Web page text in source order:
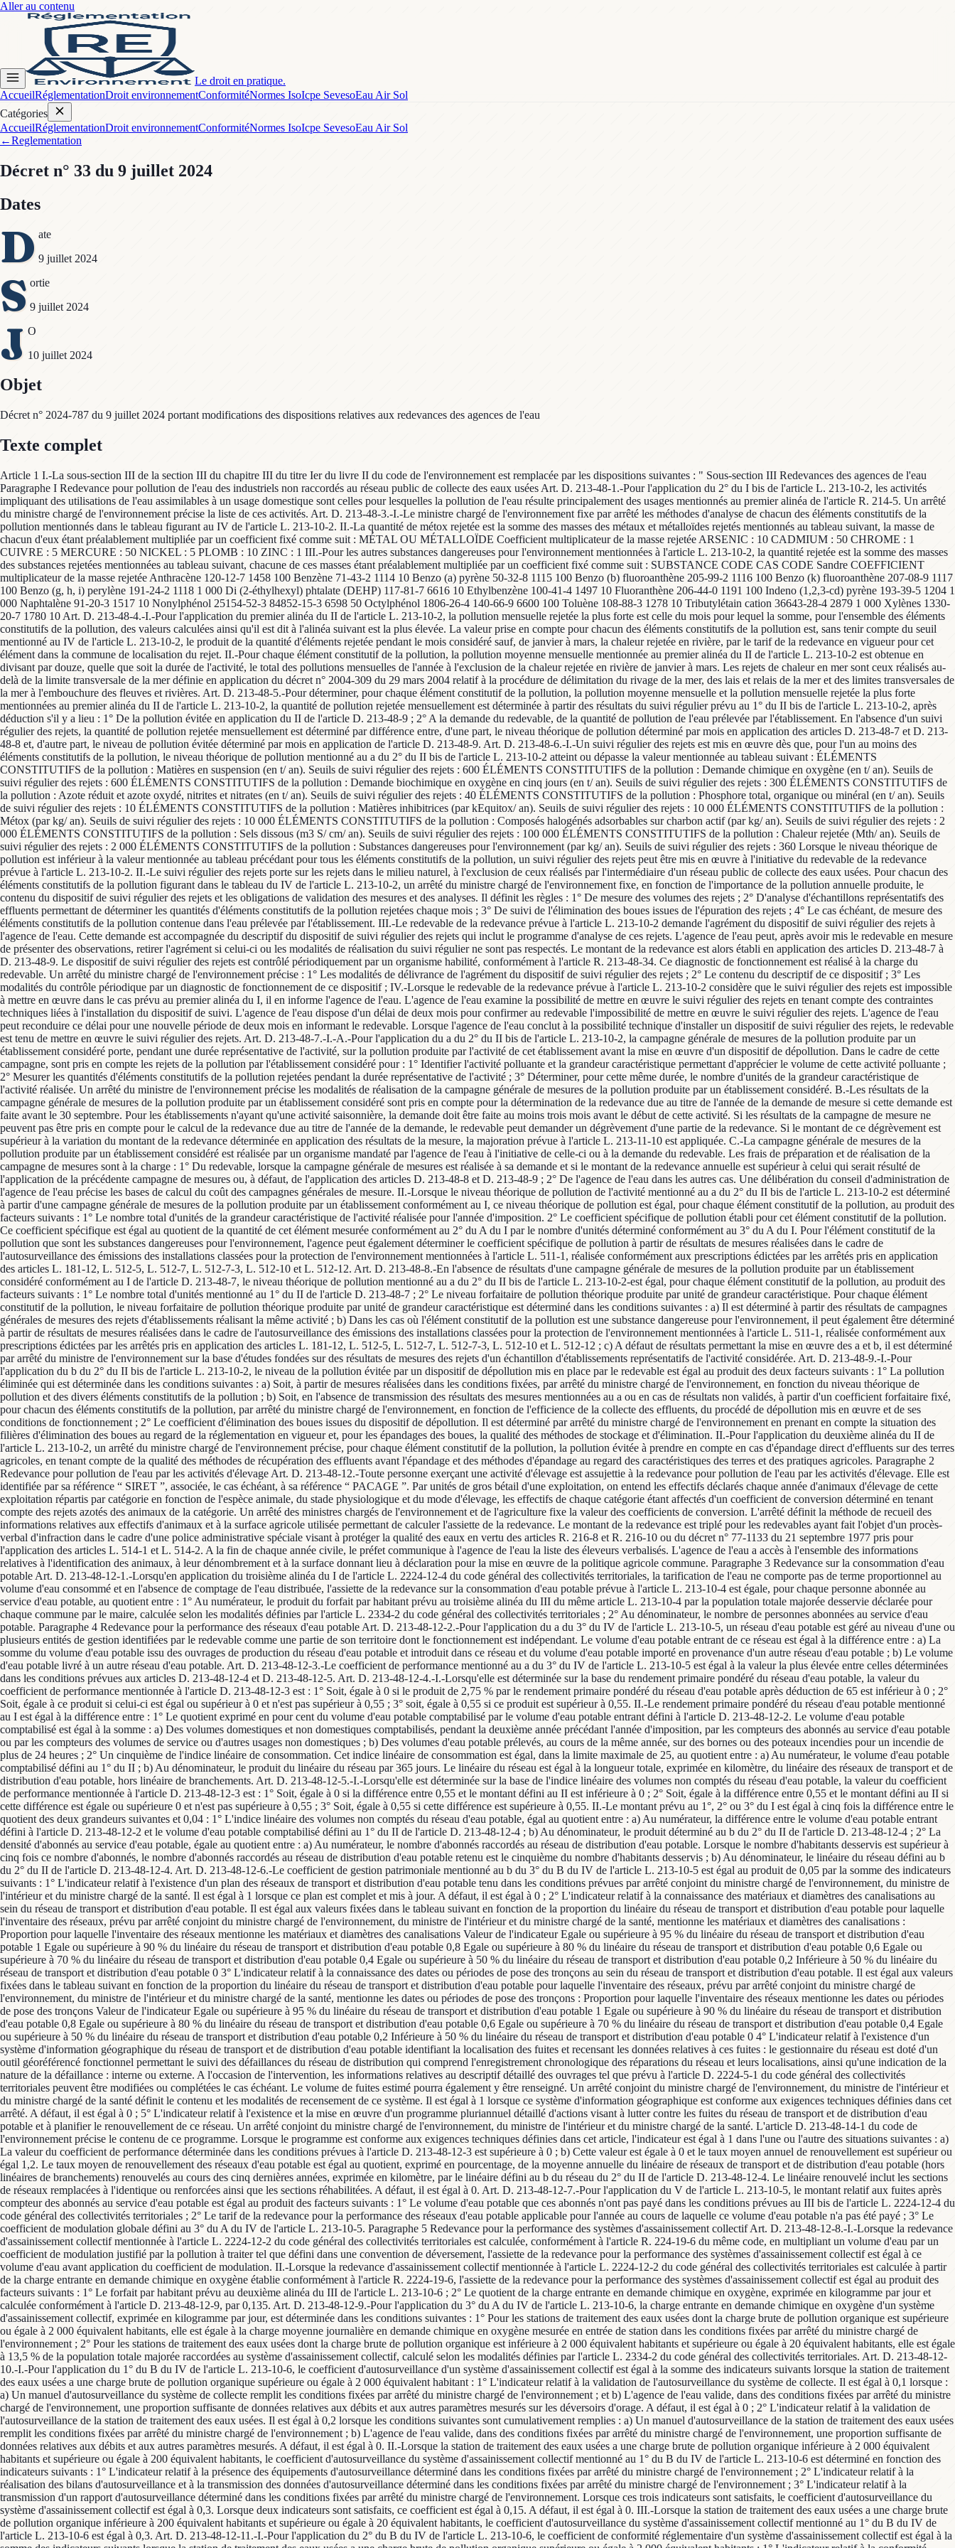
Aller au contenu
Le droit en pratique.
AccueilRéglementationDroit environnementConformitéNormes IsoIcpe SevesoEau Air Sol
Catégories
AccueilRéglementationDroit environnementConformitéNormes IsoIcpe SevesoEau Air Sol
←Reglementation
Décret n° 33 du 9 juillet 2024
Dates
D ate
9 juillet 2024
S ortie
9 juillet 2024
J O
10 juillet 2024
Objet
Décret n° 2024-787 du 9 juillet 2024 portant modifications des dispositions relatives aux redevances des agences de l'eau
Texte complet
Article 1 I.-La sous-section III de la section III du chapitre III du titre Ier du livre II du code de l'environnement est remplacée par les dispositions suivantes : " Sous-section III Redevances des agences de l'eau
Paragraphe I Redevance pour pollution de l'eau des industriels non raccordés au réseau public de collecte des eaux usées Art. D. 213-48-1.-Pour l'application du 2° du I bis de l'article L. 213-10-2, les activités
impliquant des utilisations de l'eau assimilables à un usage domestique sont celles pour lesquelles la pollution de l'eau résulte principalement des usages mentionnés au premier alinéa de l'article R. 214-5. Un arrêté
du ministre chargé de l'environnement précise la liste de ces activités. Art. D. 213-48-3.-I.-Le ministre chargé de l'environnement fixe par arrêté les méthodes d'analyse de chacun des éléments constitutifs de la
pollution mentionnés dans le tableau figurant au IV de l'article L. 213-10-2. II.-La quantité de métox rejetée est la somme des masses des métaux et métalloïdes rejetés mentionnés au tableau suivant, la masse de
chacun d'eux étant préalablement multipliée par un coefficient fixé comme suit : MÉTAL OU MÉTALLOÏDE Coefficient multiplicateur de la masse rejetée ARSENIC : 10 CADMIUM : 50 CHROME : 1
CUIVRE : 5 MERCURE : 50 NICKEL : 5 PLOMB : 10 ZINC : 1 III.-Pour les autres substances dangereuses pour l'environnement mentionnées à l'article L. 213-10-2, la quantité rejetée est la somme des masses
des substances rejetées mentionnées au tableau suivant, chacune de ces masses étant préalablement multipliée par un coefficient fixé comme suit : SUBSTANCE CODE CAS CODE Sandre COEFFICIENT
multiplicateur de la masse rejetée Anthracène 120-12-7 1458 100 Benzène 71-43-2 1114 10 Benzo (a) pyrène 50-32-8 1115 100 Benzo (b) fluoroanthène 205-99-2 1116 100 Benzo (k) fluoroanthène 207-08-9 1117
100 Benzo (g, h, i) perylène 191-24-2 1118 1 000 Di (2-éthylhexyl) phtalate (DEHP) 117-81-7 6616 10 Ethylbenzène 100-41-4 1497 10 Fluoranthène 206-44-0 1191 100 Indeno (1,2,3-cd) pyrène 193-39-5 1204 1
000 Naphtalène 91-20-3 1517 10 Nonylphénol 25154-52-3 84852-15-3 6598 50 Octylphénol 1806-26-4 140-66-9 6600 100 Toluène 108-88-3 1278 10 Tributylétain cation 36643-28-4 2879 1 000 Xylènes 1330-
20-7 1780 10 Art. D. 213-48-4.-I.-Pour l'application du premier alinéa du II de l'article L. 213-10-2, la pollution mensuelle rejetée la plus forte est celle du mois pour lequel la somme, pour l'ensemble des éléments
constitutifs de la pollution, des valeurs calculées ainsi qu'il est dit à l'alinéa suivant est la plus élevée. La valeur prise en compte pour chacun des éléments constitutifs de la pollution est, sans tenir compte du seuil
mentionné au IV de l'article L. 213-10-2, le produit de la quantité d'éléments rejetée pendant le mois considéré sauf, de janvier à mars, la chaleur rejetée en rivière, par le tarif de la redevance en vigueur pour cet
élément dans la commune de localisation du rejet. II.-Pour chaque élément constitutif de la pollution, la pollution moyenne mensuelle mentionnée au premier alinéa du II de l'article L. 213-10-2 est obtenue en
divisant par douze, quelle que soit la durée de l'activité, le total des pollutions mensuelles de l'année à l'exclusion de la chaleur rejetée en rivière de janvier à mars. Les rejets de chaleur en mer sont ceux réalisés au-
delà de la limite transversale de la mer définie en application du décret n° 2004-309 du 29 mars 2004 relatif à la procédure de délimitation du rivage de la mer, des lais et relais de la mer et des limites transversales de
la mer à l'embouchure des fleuves et rivières. Art. D. 213-48-5.-Pour déterminer, pour chaque élément constitutif de la pollution, la pollution moyenne mensuelle et la pollution mensuelle rejetée la plus forte
mentionnées au premier alinéa du II de l'article L. 213-10-2, la quantité de pollution rejetée mensuellement est déterminée à partir des résultats du suivi régulier prévu au 1° du II bis de l'article L. 213-10-2, après
déduction s'il y a lieu : 1° De la pollution évitée en application du II de l'article D. 213-48-9 ; 2° A la demande du redevable, de la quantité de pollution de l'eau prélevée par l'établissement. En l'absence d'un suivi
régulier des rejets, la quantité de pollution rejetée mensuellement est déterminé par différence entre, d'une part, le niveau théorique de pollution déterminé par mois en application des articles D. 213-48-7 et D. 213-
48-8 et, d'autre part, le niveau de pollution évitée déterminé par mois en application de l'article D. 213-48-9. Art. D. 213-48-6.-I.-Un suivi régulier des rejets est mis en œuvre dès que, pour l'un au moins des
éléments constitutifs de la pollution, le niveau théorique de pollution mentionné au a du 2° du II bis de l'article L. 213-10-2 atteint ou dépasse la valeur mentionnée au tableau suivant : ÉLÉMENTS
CONSTITUTIFS de la pollution : Matières en suspension (en t/ an). Seuils de suivi régulier des rejets : 600 ÉLÉMENTS CONSTITUTIFS de la pollution : Demande chimique en oxygène (en t/ an). Seuils de
suivi régulier des rejets : 600 ÉLÉMENTS CONSTITUTIFS de la pollution : Demande biochimique en oxygène en cinq jours (en t/ an). Seuils de suivi régulier des rejets : 300 ÉLÉMENTS CONSTITUTIFS de
la pollution : Azote réduit et azote oxydé, nitrites et nitrates (en t/ an). Seuils de suivi régulier des rejets : 40 ÉLÉMENTS CONSTITUTIFS de la pollution : Phosphore total, organique ou minéral (en t/ an). Seuils
de suivi régulier des rejets : 10 ÉLÉMENTS CONSTITUTIFS de la pollution : Matières inhibitrices (par kEquitox/ an). Seuils de suivi régulier des rejets : 10 000 ÉLÉMENTS CONSTITUTIFS de la pollution :
Métox (par kg/ an). Seuils de suivi régulier des rejets : 10 000 ÉLÉMENTS CONSTITUTIFS de la pollution : Composés halogénés adsorbables sur charbon actif (par kg/ an). Seuils de suivi régulier des rejets : 2
000 ÉLÉMENTS CONSTITUTIFS de la pollution : Sels dissous (m3 S/ cm/ an). Seuils de suivi régulier des rejets : 100 000 ÉLÉMENTS CONSTITUTIFS de la pollution : Chaleur rejetée (Mth/ an). Seuils de
suivi régulier des rejets : 2 000 ÉLÉMENTS CONSTITUTIFS de la pollution : Substances dangereuses pour l'environnement (par kg/ an). Seuils de suivi régulier des rejets : 360 Lorsque le niveau théorique de
pollution est inférieur à la valeur mentionnée au tableau précédant pour tous les éléments constitutifs de la pollution, un suivi régulier des rejets peut être mis en œuvre à l'initiative du redevable de la redevance
prévue à l'article L. 213-10-2. II.-Le suivi régulier des rejets porte sur les rejets dans le milieu naturel, à l'exclusion de ceux réalisés par l'intermédiaire d'un réseau public de collecte des eaux usées. Pour chacun des
éléments constitutifs de la pollution figurant dans le tableau du IV de l'article L. 213-10-2, un arrêté du ministre chargé de l'environnement fixe, en fonction de l'importance de la pollution annuelle produite, le
contenu du dispositif de suivi régulier des rejets et les obligations de validation des mesures et des analyses. Il définit les règles : 1° De mesure des volumes des rejets ; 2° D'analyse d'échantillons représentatifs des
effluents permettant de déterminer les quantités d'éléments constitutifs de la pollution rejetées chaque mois ; 3° De suivi de l'élimination des boues issues de l'épuration des rejets ; 4° Le cas échéant, de mesure des
éléments constitutifs de la pollution contenue dans l'eau prélevée par l'établissement. III.-Le redevable de la redevance prévue à l'article L. 213-10-2 demande l'agrément du dispositif de suivi régulier des rejets à
l'agence de l'eau. Cette demande est accompagnée du descriptif du dispositif de suivi régulier des rejets qui inclut le programme d'analyse de ces rejets. L'agence de l'eau peut, après avoir mis le redevable en mesure
de présenter des observations, retirer l'agrément si celui-ci ou les modalités de réalisation du suivi régulier ne sont pas respectés. Le montant de la redevance est alors établi en application des articles D. 213-48-7 à
D. 213-48-9. Le dispositif de suivi régulier des rejets est contrôlé périodiquement par un organisme habilité, conformément à l'article R. 213-48-34. Ce diagnostic de fonctionnement est réalisé à la charge du redevable. Un arrêté du ministre chargé de l'environnement précise : 1° Les modalités de délivrance de l'agrément du dispositif de suivi régulier des rejets ; 2° Le contenu du descriptif de ce dispositif ; 3° Les modalités du contrôle périodique par un diagnostic de fonctionnement de ce dispositif ; IV.-Lorsque le redevable de la redevance prévue à l'article L. 213-10-2 considère que le suivi régulier des rejets est impossible à mettre en œuvre dans le cas prévu au premier alinéa du I, il en informe l'agence de l'eau. L'agence de l'eau examine la possibilité de mettre en œuvre le suivi régulier des rejets en tenant compte des contraintes techniques liées à l'installation du dispositif de suivi. L'agence de l'eau dispose d'un délai de deux mois pour confirmer au redevable l'impossibilité de mettre en œuvre le suivi régulier des rejets. L'agence de l'eau peut reconduire ce délai pour une nouvelle période de deux mois en informant le redevable. Lorsque l'agence de l'eau conclut à la possibilité technique d'installer un dispositif de suivi régulier des rejets, le redevable est tenu de mettre en œuvre le suivi régulier des rejets. Art. D. 213-48-7.-I.-A.-Pour l'application du a du 2° du II bis de l'article L. 213-10-2, la campagne générale de mesures de la pollution produite par un établissement considéré porte, pendant une durée représentative de l'activité, sur la pollution produite par l'activité de cet établissement avant la mise en œuvre d'un dispositif de dépollution. Dans le cadre de cette campagne, sont pris en compte les rejets de la pollution par l'établissement considéré pour : 1° Identifier l'activité polluante et la grandeur caractéristique permettant d'apprécier le volume de cette activité polluante ; 2° Mesurer les quantités d'éléments constitutifs de la pollution rejetées pendant la durée représentative de l'activité ; 3° Déterminer, pour cette même durée, le nombre d'unités de la grandeur caractéristique de l'activité réalisée. Un arrêté du ministre de l'environnement précise les modalités de réalisation de la campagne générale de mesures de la pollution produite par un établissement considéré. B.-Les résultats de la campagne générale de mesures de la pollution produite par un établissement considéré sont pris en compte pour la détermination de la redevance due au titre de l'année de la demande de mesure si cette demande est faite avant le 30 septembre. Pour les établissements n'ayant qu'une activité saisonnière, la demande doit être faite au moins trois mois avant le début de cette activité. Si les résultats de la campagne de mesure ne peuvent pas être pris en compte pour le calcul de la redevance due au titre de l'année de la demande, le redevable peut demander un dégrèvement d'une partie de la redevance. Si le montant de ce dégrèvement est supérieur à la variation du montant de la redevance déterminée en application des résultats de la mesure, la majoration prévue à l'article L. 213-11-10 est appliquée. C.-La campagne générale de mesures de la pollution produite par un établissement considéré est réalisée par un organisme mandaté par l'agence de l'eau à l'initiative de celle-ci ou à la demande du redevable. Les frais de préparation et de réalisation de la campagne de mesures sont à la charge : 1° Du redevable, lorsque la campagne générale de mesures est réalisée à sa demande et si le montant de la redevance annuelle est supérieur à celui qui serait résulté de l'application de la précédente campagne de mesures ou, à défaut, de l'application des articles D. 213-48-8 et D. 213-48-9 ; 2° De l'agence de l'eau dans les autres cas. Une délibération du conseil d'administration de l'agence de l'eau précise les bases de calcul du coût des campagnes générales de mesure. II.-Lorsque le niveau théorique de pollution de l'activité mentionné au a du 2° du II bis de l'article L. 213-10-2 est déterminé à partir d'une campagne générale de mesures de la pollution produite par un établissement conformément au I, ce niveau théorique de pollution est égal, pour chaque élément constitutif de la pollution, au produit des facteurs suivants : 1° Le nombre total d'unités de la grandeur caractéristique de l'activité réalisée pour l'année d'imposition. 2° Le coefficient spécifique de pollution établi pour cet élément constitutif de la pollution. Ce coefficient spécifique est égal au quotient de la quantité de cet élément mesurée conformément au 2° du A du I par le nombre d'unités déterminé conformément au 3° du A du I. Pour l'élément constitutif de la pollution que sont les substances dangereuses pour l'environnement, l'agence peut également déterminer le coefficient spécifique de pollution à partir de résultats de mesures réalisées dans le cadre de l'autosurveillance des émissions des installations classées pour la protection de l'environnement mentionnées à l'article L. 511-1, réalisée conformément aux prescriptions édictées par les arrêtés pris en application des articles L. 181-12, L. 512-5, L. 512-7, L. 512-7-3, L. 512-10 et L. 512-12. Art. D. 213-48-8.-En l'absence de résultats d'une campagne générale de mesures de la pollution produite par un établissement considéré conformément au I de l'article D. 213-48-7, le niveau théorique de pollution mentionné au a du 2° du II bis de l'article L. 213-10-2-est égal, pour chaque élément constitutif de la pollution, au produit des facteurs suivants : 1° Le nombre total d'unités mentionné au 1° du II de l'article D. 213-48-7 ; 2° Le niveau forfaitaire de pollution théorique produite par unité de grandeur caractéristique. Pour chaque élément constitutif de la pollution, le niveau forfaitaire de pollution théorique produite par unité de grandeur caractéristique est déterminé dans les conditions suivantes : a) Il est déterminé à partir des résultats de campagnes générales de mesures des rejets d'établissements réalisant la même activité ; b) Dans les cas où l'élément constitutif de la pollution est une substance dangereuse pour l'environnement, il peut également être déterminé à partir de résultats de mesures réalisées dans le cadre de l'autosurveillance des émissions des installations classées pour la protection de l'environnement mentionnées à l'article L. 511-1, réalisée conformément aux prescriptions édictées par les arrêtés pris en application des articles L. 181-12, L. 512-5, L. 512-7, L. 512-7-3, L. 512-10 et L. 512-12 ; c) A défaut de résultats permettant la mise en œuvre des a et b, il est déterminé par arrêté du ministre de l'environnement sur la base d'études fondées sur des résultats de mesures des rejets d'un échantillon d'établissements représentatifs de l'activité considérée. Art. D. 213-48-9.-I.-Pour l'application du b du 2° du II bis de l'article L. 213-10-2, le niveau de la pollution évitée par un dispositif de dépollution mis en place par le redevable est égal au produit des deux facteurs suivants : 1° La pollution éliminée qui est déterminée dans les conditions suivantes : a) Soit, à partir de mesures réalisées dans les conditions fixées, par arrêté du ministre chargé de l'environnement, en fonction du niveau théorique de pollution et des divers éléments constitutifs de la pollution ; b) Soit, en l'absence de transmission des résultats des mesures mentionnées au a ou en cas de résultats non validés, à partir d'un coefficient forfaitaire fixé, pour chacun des éléments constitutifs de la pollution, par arrêté du ministre chargé de l'environnement, en fonction de l'efficience de la collecte des effluents, du procédé de dépollution mis en œuvre et de ses conditions de fonctionnement ; 2° Le coefficient d'élimination des boues issues du dispositif de dépollution. Il est déterminé par arrêté du ministre chargé de l'environnement en prenant en compte la situation des filières d'élimination des boues au regard de la réglementation en vigueur et, pour les épandages des boues, la qualité des méthodes de stockage et d'élimination. II.-Pour l'application du deuxième alinéa du II de l'article L. 213-10-2, un arrêté du ministre chargé de l'environnement précise, pour chaque élément constitutif de la pollution, la pollution évitée à prendre en compte en cas d'épandage direct d'effluents sur des terres agricoles, en tenant compte de la qualité des méthodes de récupération des effluents avant l'épandage et des méthodes d'épandage au regard des caractéristiques des terres et des pratiques agricoles. Paragraphe 2 Redevance pour pollution de l'eau par les activités d'élevage Art. D. 213-48-12.-Toute personne exerçant une activité d'élevage est assujettie à la redevance pour pollution de l'eau par les activités d'élevage. Elle est identifiée par sa référence “ SIRET ”, associée, le cas échéant, à sa référence “ PACAGE ”. Par unités de gros bétail d'une exploitation, on entend les effectifs déclarés chaque année d'animaux d'élevage de cette exploitation répartis par catégorie en fonction de l'espèce animale, du stade physiologique et du mode d'élevage, les effectifs de chaque catégorie étant affectés d'un coefficient de conversion déterminé en tenant compte des rejets azotés des animaux de la catégorie. Un arrêté des ministres chargés de l'environnement et de l'agriculture fixe la valeur des coefficients de conversion. L'arrêté définit la méthode de recueil des informations relatives aux effectifs d'animaux et à la surface agricole utilisée permettant de calculer l'assiette de la redevance. Le montant de la redevance est triplé pour les redevables ayant fait l'objet d'un procès-verbal d'infraction dans le cadre d'une police administrative spéciale visant à protéger la qualité des eaux en vertu des articles R. 216-8 et R. 216-10 ou du décret n° 77-1133 du 21 septembre 1977 pris pour l'application des articles L. 514-1 et L. 514-2. A la fin de chaque année civile, le préfet communique à l'agence de l'eau la